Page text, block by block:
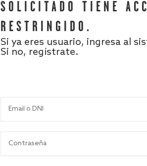
SOLICITADO TIENE
RESTRINGIDO.
Si ya eres usuario, ingresa al
Si no, regístrate.